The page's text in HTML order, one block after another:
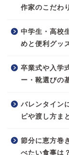
作家のこだわ
中学生・高校
めと便利グッ
卒業式や入学
ー・靴選びの
バレンタイン
ピや渡し方ま
節分に恵方巻
べたい食事は？